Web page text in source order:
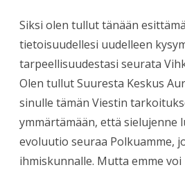
Siksi olen tullut tänään
tietoisuudellesi uudelleen
tarpeellisuudestasi seurata
Olen tullut Suuresta Keskus
sinulle tämän Viestin
ymmärtämään, että sielujenne
evoluutio seuraa Polkuamme,
ihmiskunnalle. Mutta emme